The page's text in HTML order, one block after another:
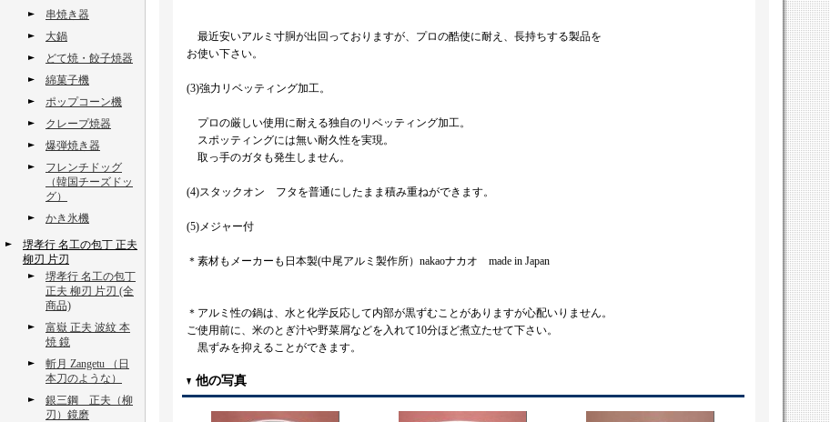
串焼き器
大鍋
どて焼・餃子焼器
綿菓子機
ポップコーン機
クレープ焼器
爆弾焼き器
フレンチドッグ
（韓国チーズドッ
グ）
かき氷機
堺孝行 名工の包丁 正夫
柳刃 片刃
堺孝行 名工の包丁
正夫 柳刃 片刃 (全
商品)
富嶽 正夫 波紋 本
焼 鏡
斬月 Zangetu （日
本刀のような）
銀三鋼 正夫（柳
刃）鏡磨
最近安いアルミ寸胴が出回っておりますが、プロの酷使に耐え、長持ちする製品を
お使い下さい。
(3)強力リベッティング加工。
プロの厳しい使用に耐える独自のリベッティング加工。
スポッティングには無い耐久性を実現。
取っ手のガタも発生しません。
(4)スタックオン フタを普通にしたまま積み重ねができます。
(5)メジャー付
＊素材もメーカーも日本製(中尾アルミ製作所）nakaoナカオ made in Japan
＊アルミ性の鍋は、水と化学反応して内部が黒ずむことがありますが心配いりません。
ご使用前に、米のとぎ汁や野菜屑などを入れて10分ほど煮立たせて下さい。
黒ずみを抑えることができます。
他の写真